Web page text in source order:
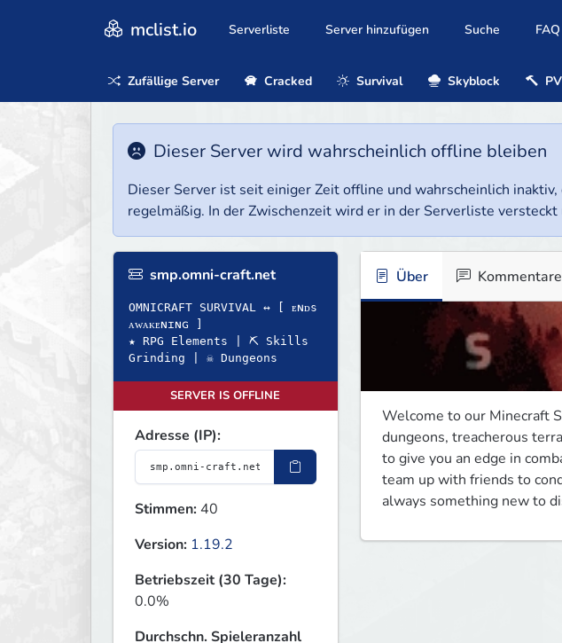
mclist.io Serverliste Server hinzufügen Suche FAQ
Zufällige Server Cracked Survival Skyblock
Dieser Server wird wahrscheinlich offline bleiben
Dieser Server ist seit einiger Zeit offline und wahrscheinlich
regelmäßig. In der Zwischenzeit wird er in der Serverliste
smp.omni-craft.net
OMNICRAFT SURVIVAL ↔ [ ᴇɴᴅs
ᴀᴡᴀᴋᴇɴɪɴɢ ]
★ RPG Elements | ⛏ Skills
Grinding | ☠ Dungeons
SERVER IS OFFLINE
Adresse (IP):
Stimmen: 40
Version: 1.19.2
Betriebszeit (30 Tage):
0.0%
Durchschn. Spieleranzahl
Über Kommentare
Welcome to our Minecraft
dungeons, treacherous
to give you an edge in
team up with friends to
always something new to